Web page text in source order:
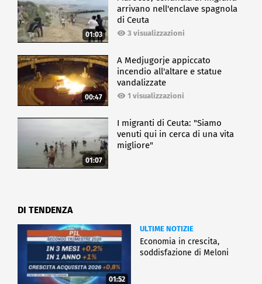
01:03
arrivano nell'enclave spagnola
di Ceuta
3 visualizzazioni
00:47
A Medjugorje appiccato
incendio all'altare e statue
vandalizzate
1 visualizzazioni
01:07
I migranti di Ceuta: "Siamo
venuti qui in cerca di una vita
migliore"
DI TENDENZA
01:52
ULTIME NOTIZIE
Economia in crescita,
soddisfazione di Meloni